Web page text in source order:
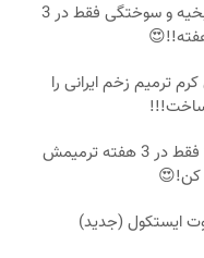
ترمیم جای زخم، بخیه و سوختگی فقط در 3
ترمیم زخم ایرانی را
جای بخیه داری؟؟ فقط در 3 هفته ترمیمش
کن!😍